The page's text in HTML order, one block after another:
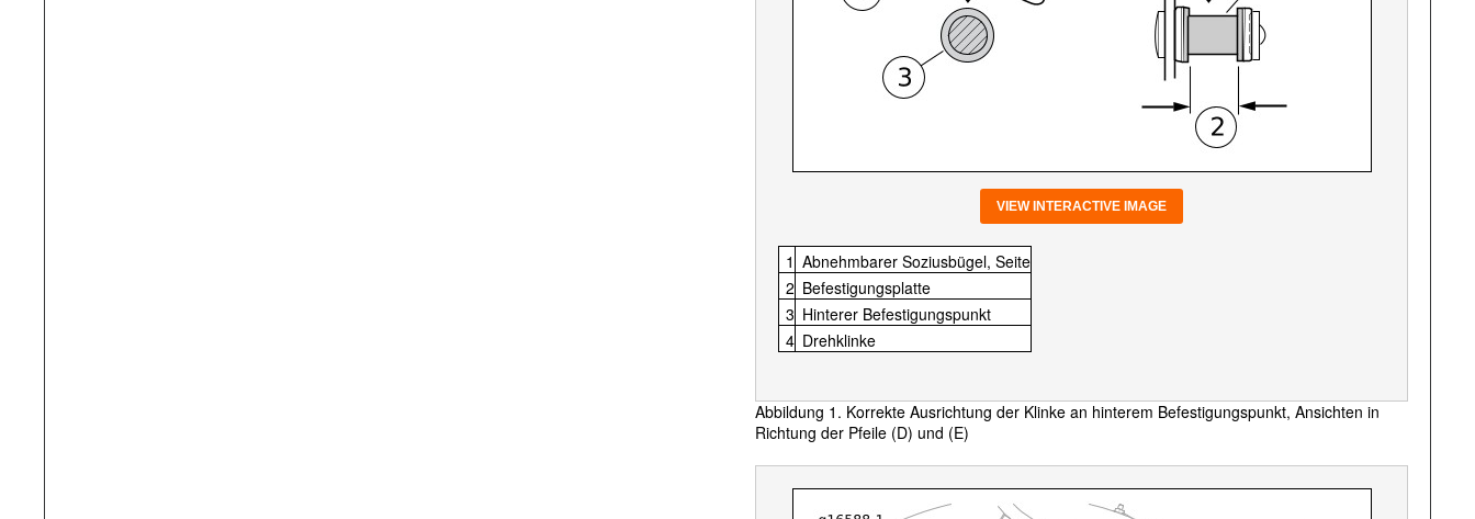
VIEW INTERACTIVE IMAGE
1 Abnehmbarer Soziusbügel, Seite
2 Befestigungsplatte
3 Hinterer Befestigungspunkt
4 Drehklinke
Abbildung 1. Korrekte Ausrichtung der Klinke an hinterem Befestigungspunkt, Ansichten in
Richtung der Pfeile (D) und (E)